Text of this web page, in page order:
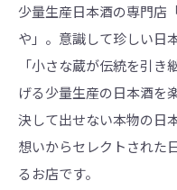
少量生産日本酒の専門店
や」。意識して珍しい日
「小さな蔵が伝統を引
げる少量生産の日本酒を
決して出せない本物の日
想いからセレクトされた
るお店です。